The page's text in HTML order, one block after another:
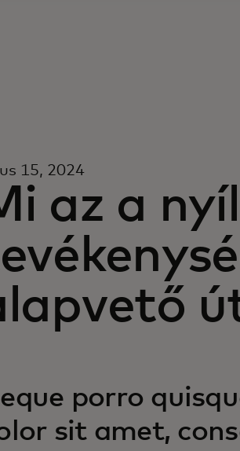
15, 2024
az a
porro
sit amet,